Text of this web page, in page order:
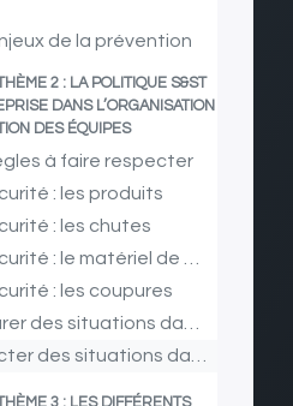
de la prévention
2 : LA POLITIQUE S&ST
DANS L’ORGANISATION
DES ÉQUIPES
à faire respecter
: les produits
: les chutes
: le matériel de manutention
: les coupures
des situations dangereuses
dangereuses : La check-list des points de vigilance pour la prévention